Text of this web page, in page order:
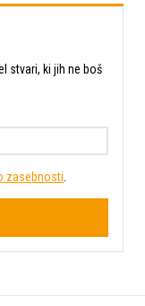
stvari, ki jih ne boš
zasebnosti